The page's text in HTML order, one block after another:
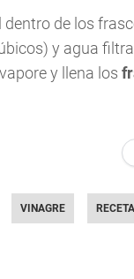
dentro de los
y agua
y llena los
VINAGRE